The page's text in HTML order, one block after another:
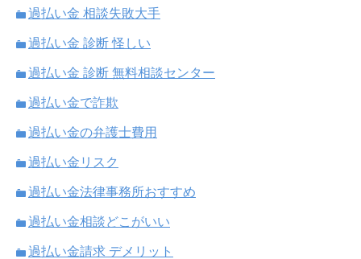
過払い金 相談失敗大手
過払い金 診断 怪しい
過払い金 診断 無料相談センター
過払い金で詐欺
過払い金の弁護士費用
過払い金リスク
過払い金法律事務所おすすめ
過払い金相談どこがいい
過払い金請求 デメリット